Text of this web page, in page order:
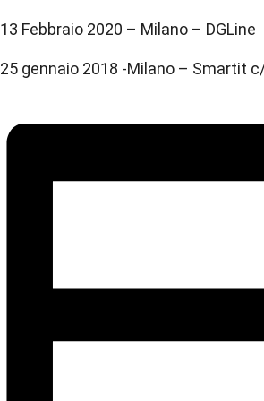
13 Febbraio 2020 – Milano – DGLine
25 gennaio 2018 -Milano – Smartit